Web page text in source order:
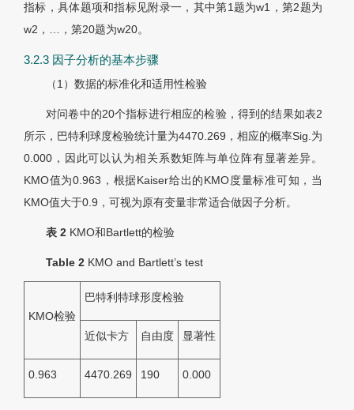
指标，具体题项和指标见附录一，其中第1题为w1，第2题为
w2，…，第20题为w20。
3.2.3 因子分析的基本步骤
（1）数据的标准化和适用性检验
对问卷中的20个指标进行相应的检验，得到的结果如表2
所示，巴特利球度检验统计量为4470.269，相应的概率Sig.为
0.000，因此可以认为相关系数矩阵与单位阵有显著差异。
KMO值为0.963，根据Kaiser给出的KMO度量标准可知，当
KMO值大于0.9，可视为原有变量非常适合做因子分析。
表 2 KMO和Bartlett的检验
Table 2 KMO and Bartlett’s test
KMO检验
巴特利特球形度检验
近似卡方 自由度 显著性
0.963 4470.269 190 0.000